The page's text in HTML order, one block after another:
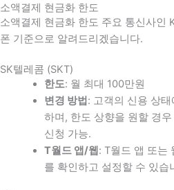
소액결제 현금화 한도
소액결제 현금화 한도 주요 통신사인
폰 기준으로 알려드리겠습니다.
SK텔레콤 (SKT)
한도: 월 최대 100만원
변경 방법 : 고객의 신용 상
하며, 한도 상향을 원할 경
신청 가능.
T월드 앱/웹 : T월드 앱 또는
를 확인하고 설정할 수 있습